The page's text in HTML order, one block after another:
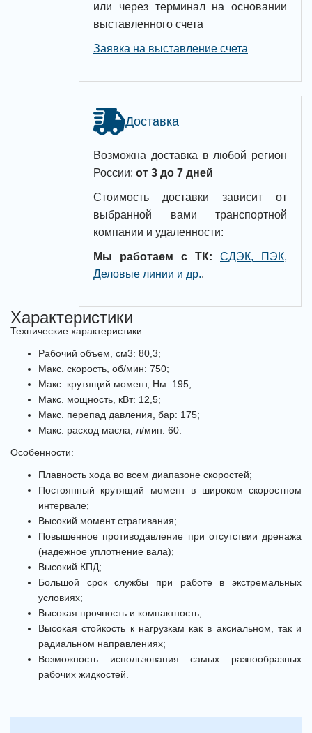
или через терминал на основании
выставленного счета
Заявка на выставление счета
Доставка
Возможна доставка в любой регион
России: от 3 до 7 дней
Стоимость доставки зависит от
выбранной вами транспортной
компании и удаленности:
Мы работаем с ТК:
СДЭК, ПЭК,
Деловые линии и др..
Характеристики
Технические характеристики:
Рабочий объем, см3: 80,3;
Макс. скорость, об/мин: 750;
Макс. крутящий момент, Нм: 195;
Макс. мощность, кВт: 12,5;
Макс. перепад давления, бар: 175;
Макс. расход масла, л/мин: 60.
Особенности:
Плавность хода во всем диапазоне скоростей;
Постоянный крутящий момент в широком скоростном
интервале;
Высокий момент страгивания;
Повышенное противодавление при отсутствии дренажа
(надежное уплотнение вала);
Высокий КПД;
Большой срок службы при работе в экстремальных
условиях;
Высокая прочность и компактность;
Высокая стойкость к нагрузкам как в аксиальном, так и
радиальном направлениях;
Возможность использования самых разнообразных
рабочих жидкостей.